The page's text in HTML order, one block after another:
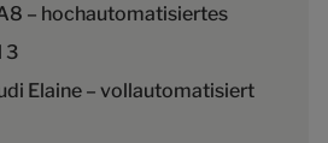
– hochautomatisiertes
3
Elaine – vollautomatisiert